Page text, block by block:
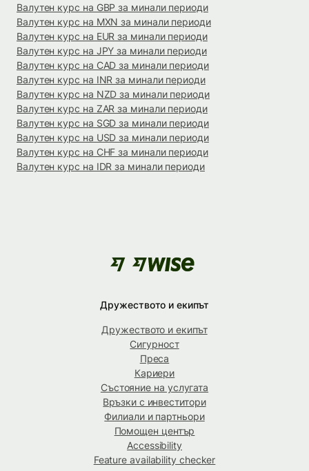
Валутен курс на GBP за минали периоди
Валутен курс на MXN за минали периоди
Валутен курс на EUR за минали периоди
Валутен курс на JPY за минали периоди
Валутен курс на CAD за минали периоди
Валутен курс на INR за минали периоди
Валутен курс на NZD за минали периоди
Валутен курс на ZAR за минали периоди
Валутен курс на SGD за минали периоди
Валутен курс на USD за минали периоди
Валутен курс на CHF за минали периоди
Валутен курс на IDR за минали периоди
Дружеството и екипът
Дружеството и екипът
Сигурност
Преса
Кариери
Състояние на услугата
Връзки с инвеститори
Филиали и партньори
Помощен център
Accessibility
Feature availability checker